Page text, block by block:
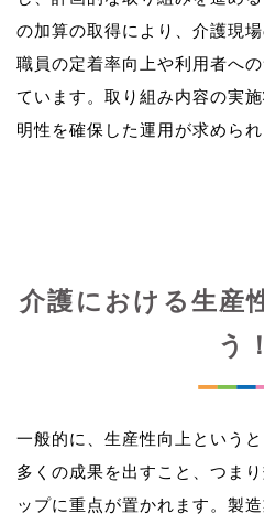
の加算の取得により、介護現
職員の定着率向上や利用者へ
ています。取り組み内容の実
介護における生産
う！
一般的に、生産性向上という
多くの成果を出すこと、つま
ップに重点が置かれます。製